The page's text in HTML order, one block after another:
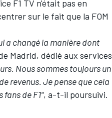
F1 TV n'était pas en
sur le fait que la FOM
a changé la manière dont
Madrid, dédié aux services
Nous sommes toujours un
revenus. Je pense que cela
de F1", a-t-il poursuivi.